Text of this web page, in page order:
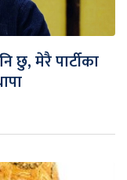
छु, मेरै पार्टीका